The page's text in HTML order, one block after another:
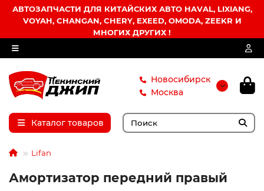
АВТОЗАПЧАСТИ ДЛЯ КИТАЙСКИХ АВТО HAVAL, LIXIANG,
VOYAH, CHANGAN, CHERY, EXEED, OMODA, ZEEKR И
МНОГИХ ДРУГИХ !
Новосибирск
Москва
Каталог товаров
Lifan
Амортизатор передний правый